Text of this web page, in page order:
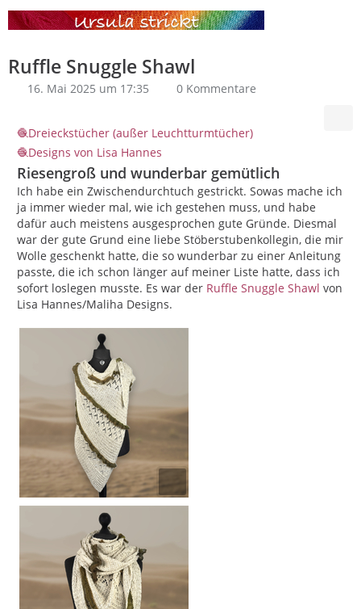
Ruffle Snuggle Shawl
16. Mai 2025 um 17:35 0 Kommentare
Dreieckstücher (außer Leuchtturmtücher)
Designs von Lisa Hannes
Riesengroß und wunderbar gemütlich
Ich habe ein Zwischendurchtuch gestrickt. Sowas mache ich
ja immer wieder mal, wie ich gestehen muss, und habe
dafür auch meistens ausgesprochen gute Gründe. Diesmal
war der gute Grund eine liebe Stöberstubenkollegin, die mir
Wolle geschenkt hatte, die so wunderbar zu einer Anleitung
passte, die ich schon länger auf meiner Liste hatte, dass ich
sofort loslegen musste. Es war der Ruffle Snuggle Shawl von
Lisa Hannes/Maliha Designs.